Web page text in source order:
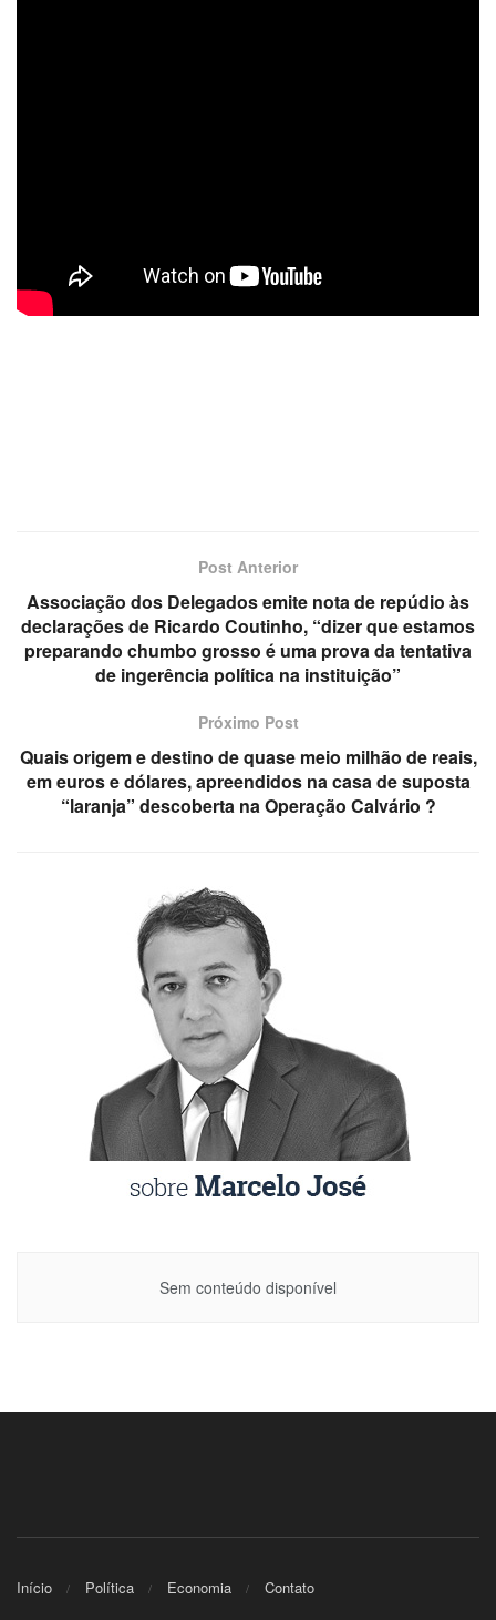
Post Anterior
Associação dos Delegados emite nota de repúdio às
declarações de Ricardo Coutinho, “dizer que estamos
preparando chumbo grosso é uma prova da tentativa
de ingerência política na instituição”
Próximo Post
Quais origem e destino de quase meio milhão de reais,
em euros e dólares, apreendidos na casa de suposta
“laranja” descoberta na Operação Calvário ?
Sem conteúdo disponível
Início Política Economia Contato